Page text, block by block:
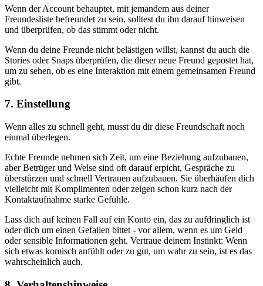
Wenn der Account behauptet, mit jemandem aus deiner
Freundesliste befreundet zu sein, solltest du ihn darauf hinweisen
und überprüfen, ob das stimmt oder nicht.
Wenn du deine Freunde nicht belästigen willst, kannst du auch die
Stories oder Snaps überprüfen, die dieser neue Freund gepostet hat,
um zu sehen, ob es eine Interaktion mit einem gemeinsamen Freund
gibt.
7. Einstellung
Wenn alles zu schnell geht, musst du dir diese Freundschaft noch
einmal überlegen.
Echte Freunde nehmen sich Zeit, um eine Beziehung aufzubauen,
aber Betrüger und Welse sind oft darauf erpicht, Gespräche zu
überstürzen und schnell Vertrauen aufzubauen. Sie überhäufen dich
vielleicht mit Komplimenten oder zeigen schon kurz nach der
Kontaktaufnahme starke Gefühle.
Lass dich auf keinen Fall auf ein Konto ein, das zu aufdringlich ist
oder dich um einen Gefallen bittet - vor allem, wenn es um Geld
oder sensible Informationen geht. Vertraue deinem Instinkt: Wenn
sich etwas komisch anfühlt oder zu gut, um wahr zu sein, ist es das
wahrscheinlich auch.